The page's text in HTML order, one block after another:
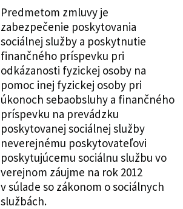
Predmetom zmluvy je
zabezpečenie poskytovania
sociálnej služby a poskytnutie
finančného príspevku pri
odkázanosti fyzickej osoby na
pomoc inej fyzickej osoby pri
úkonoch sebaobsluhy a finančného
príspevku na prevádzku
poskytovanej sociálnej služby
neverejnému poskytovateľovi
poskytujúcemu sociálnu službu vo
verejnom záujme na rok 2012
v súlade so zákonom o sociálnych
službách.